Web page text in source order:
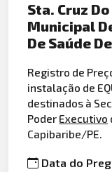
Sta. Cruz
Municipal
De Saúde
Registro de
instalação de
destinados à
Poder Executivo
Capibaribe/PE.
Data do